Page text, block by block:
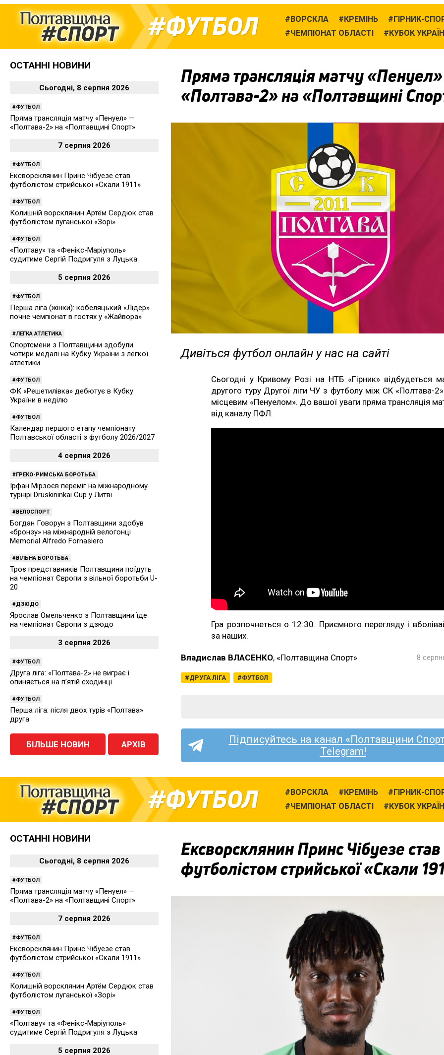
ФУТБОЛ ВОРСКЛА КРЕМІНЬ
ГІРНИК-
ЧЕМПІОНАТ ОБЛАСТІ
КУБОК
Пряма трансляція матчу
«Полтава-2» на «Полтавщині
Дивіться футбол онлайн у нас на сайті
Сьогодні у Кривому Розі на НТБ «Гірник» відбудеться
другого туру Другої ліги ЧУ з футболу між СК «Полтава-
місцевим «Пенуелом». До вашої уваги пряма трансляція
від каналу ПФЛ.
Гра розпочнеться о 12:30. Приємного перегляду і
за наших.
Владислав ВЛАСЕНКО, «Полтавщина Спорт»
ДРУГА ЛІГА ФУТБОЛ
8
Підписуйтесь на канал «Полтавщини
Telegram!
ОСТАННІ НОВИНИ
Сьогодні, 8 серпня 2026
ФУТБОЛ
Пряма трансляція матчу «Пенуел» —
«Полтава-2» на «Полтавщині Спорт»
7 серпня 2026
ФУТБОЛ
Ексворсклянин Принс Чібуезе став
футболістом стрийської «Скали 1911»
ФУТБОЛ
Колишній ворсклянин Артём Сердюк став
футболістом луганської «Зорі»
ФУТБОЛ
«Полтаву» та «Фенікс-Маріуполь»
судитиме Сергій Подригуля з Луцька
5 серпня 2026
ФУТБОЛ
Перша ліга (жінки): кобеляцький «Лідер»
почне чемпіонат в гостях у «Жайвора»
ЛЕГКА АТЛЕТИКА
Спортсмени з Полтавщини здобули
чотири медалі на Кубку України з легкої
атлетики
ФУТБОЛ
ФК «Решетилівка» дебютує в Кубку
України в неділю
ФУТБОЛ
Календар першого етапу чемпіонату
Полтавської області з футболу 2026/2027
4 серпня 2026
ГРЕКО-РИМСЬКА БОРОТЬБА
Ірфан Мірзоєв переміг на міжнародному
турнірі Druskininkai Cup у Литві
ВЕЛОСПОРТ
Богдан Говорун з Полтавщини здобув
«бронзу» на міжнародній велогонці
Memorial Alfredo Fornasiero
ВІЛЬНА БОРОТЬБА
Троє представників Полтавщини поїдуть
на чемпіонат Європи з вільної боротьби U-
20
ДЗЮДО
Ярослав Омельченко з Полтавщини їде
на чемпіонат Європи з дзюдо
3 серпня 2026
ФУТБОЛ
Друга ліга: «Полтава-2» не виграє і
опиняється на п’ятій сходинці
ФУТБОЛ
Перша ліга: після двох турів «Полтава»
друга
БІЛЬШЕ НОВИН АРХІВ
ФУТБОЛ ВОРСКЛА КРЕМІНЬ
ГІРНИК-
ЧЕМПІОНАТ ОБЛАСТІ
КУБОК
Ексворсклянин Принс Чібуезе став
футболістом стрийської «Скали
ОСТАННІ НОВИНИ
Сьогодні, 8 серпня 2026
ФУТБОЛ
Пряма трансляція матчу «Пенуел» —
«Полтава-2» на «Полтавщині Спорт»
7 серпня 2026
ФУТБОЛ
Ексворсклянин Принс Чібуезе став
футболістом стрийської «Скали 1911»
ФУТБОЛ
Колишній ворсклянин Артём Сердюк став
футболістом луганської «Зорі»
ФУТБОЛ
«Полтаву» та «Фенікс-Маріуполь»
судитиме Сергій Подригуля з Луцька
5 серпня 2026